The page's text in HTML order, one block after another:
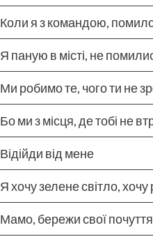
Коли я з командою,
Я паную в місті, не
Ми робимо те, чого ти не
Бо ми з місця, де тобі не
Відійди від мене
Я хочу зелене світло, хочу
Мамо, бережи свої почуття